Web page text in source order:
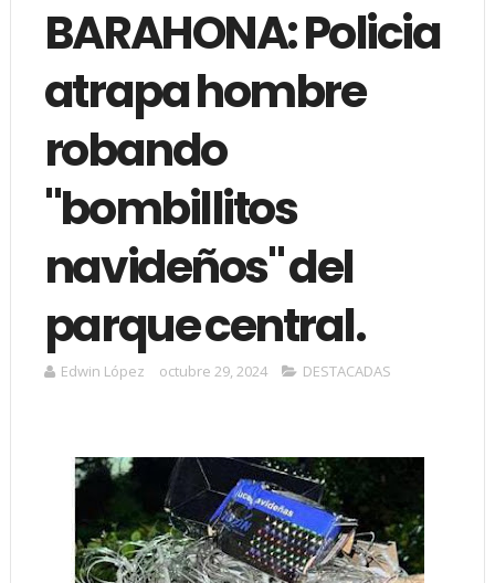
BARAHONA: Policia
atrapa hombre
robando
"bombillitos
navideños" del
parque central.
Edwin López octubre 29, 2024 DESTACADAS